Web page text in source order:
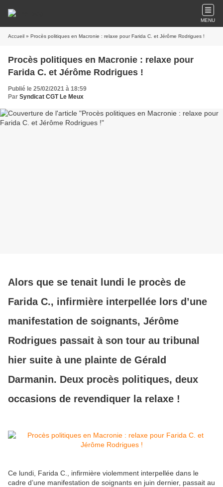
MENU
Accueil » Procès politiques en Macronie : relaxe pour Farida C. et Jérôme Rodrigues !
Procès politiques en Macronie : relaxe pour
Farida C. et Jérôme Rodrigues !
Publié le 25/02/2021 à 18:59
Par Syndicat CGT Le Meux
Alors que se tenait lundi le procès de
Farida C., infirmière interpellée lors d’une
manifestation de soignants, Jérôme
Rodrigues passait à son tour au tribunal
hier suite à une plainte de Gérald
Darmanin. Deux procès politiques, deux
occasions de revendiquer la relaxe !
Ce lundi, Farida C., infirmière violemment interpellée dans le
cadre d’une manifestation de soignants en juin dernier, passait au